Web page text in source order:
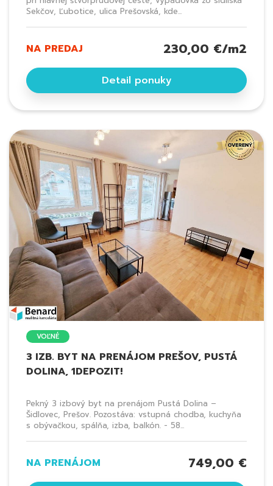
Sekčov, Ľubotice, ulica Prešovská, kde...
NA PREDAJ 230,00 €/m2
Detail ponuky
VOĽNÉ
3 IZB. BYT NA PRENÁJOM PREŠOV, PUSTÁ
DOLINA, 1DEPOZIT!
Pekný 3 izbový byt na prenájom Pustá Dolina –
Šidlovec, Prešov. Pozostáva: vstupná chodba, kuchyňa
s obývačkou, spálňa, izba, balkón. - 58...
NA PRENÁJOM 749,00 €